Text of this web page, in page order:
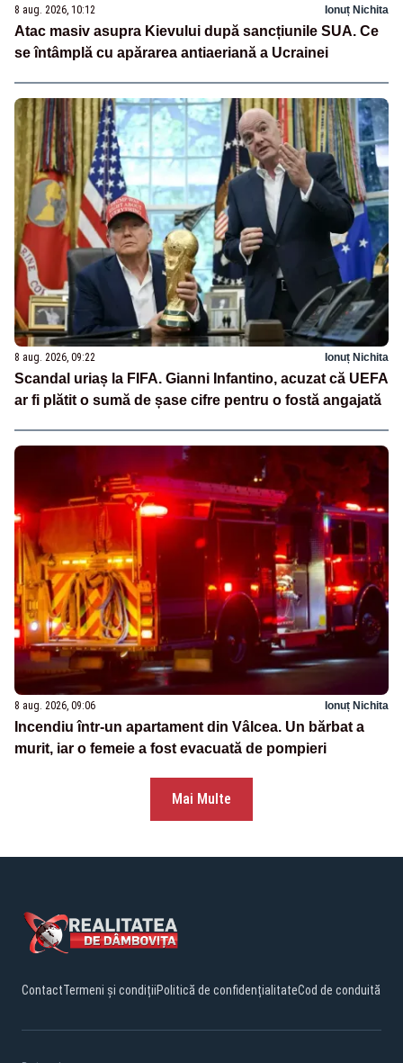
8 aug. 2026, 10:12 Ionuț Nichita
Atac masiv asupra Kievului după sancțiunile SUA. Ce
se întâmplă cu apărarea antiaeriană a Ucrainei
8 aug. 2026, 09:22 Ionuț Nichita
Scandal uriaș la FIFA. Gianni Infantino, acuzat că UEFA
ar fi plătit o sumă de șase cifre pentru o fostă angajată
8 aug. 2026, 09:06 Ionuț Nichita
Incendiu într-un apartament din Vâlcea. Un bărbat a
murit, iar o femeie a fost evacuată de pompieri
Mai Multe
ContactTermeni și condițiiPolitică de confidențialitateCod de conduită